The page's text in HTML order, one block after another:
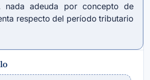
nada adeuda por concepto de
respecto del período tributario